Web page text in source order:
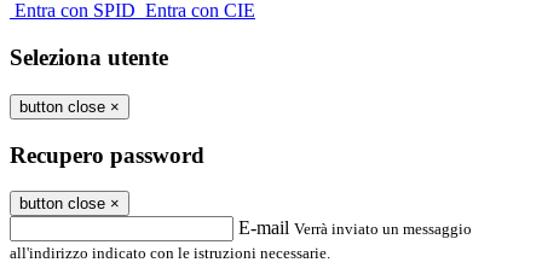
Entra con SPID Entra con CIE
Seleziona utente
button close ×
Recupero password
button close ×
E-mail Verrà inviato un messaggio
all'indirizzo indicato con le istruzioni necessarie.